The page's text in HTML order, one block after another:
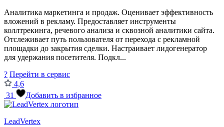
Аналитика маркетинга и продаж. Оценивает эффективность
вложений в рекламу. Предоставляет инструменты
коллтрекинга, речевого анализа и сквозной аналитики сайта.
Отслеживает путь пользователя от перехода с рекламной
площадки до закрытия сделки. Настраивает лидогенератор
для удержания посетителя. Подкл...
? Перейти в сервис
4,6
31
Добавить в избранное
LeadVertex